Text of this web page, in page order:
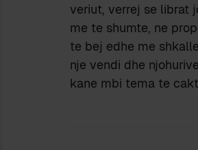
veriut, verrej se librat
me te shumte, ne
te bej edhe me
nje vendi dhe
kane mbi tema te